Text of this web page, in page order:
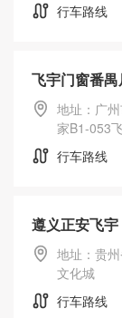
行车路线
飞宇门窗番
地址：广
家B1-053
行车路线
遵义正安飞宇
地址：贵
文化城
行车路线